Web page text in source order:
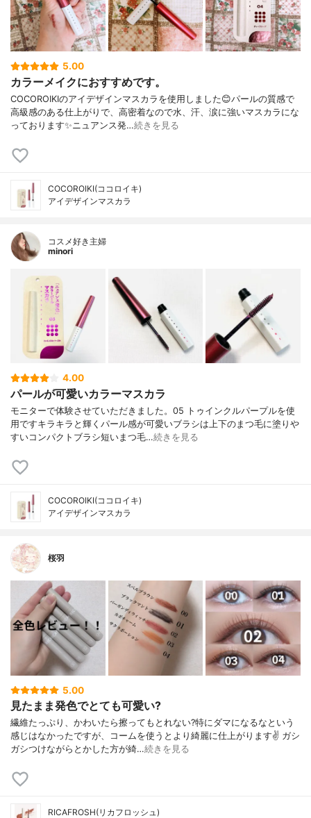
5.00
カラーメイクにおすすめです。
COCOROIKIのアイデザインマスカラを使用しました😊パールの質感で
高級感のある仕上がりで、高密着なので水、汗、涙に強いマスカラにな
っております✨ニュアンス発…続きを見る
COCOROIKI(ココロイキ)
アイデザインマスカラ
コスメ好き主婦
minori
4.00
パールが可愛いカラーマスカラ
モニターで体験させていただきました。05 トゥインクルパープルを使
用ですキラキラと輝くパール感が可愛いブラシは上下のまつ毛に塗りや
すいコンパクトブラシ短いまつ毛…続きを見る
COCOROIKI(ココロイキ)
アイデザインマスカラ
桜羽
5.00
見たまま発色でとても可愛い?
繊維たっぷり、かわいたら擦ってもとれない?特にダマになるなという
感じはなかったですが、コームを使うとより綺麗に仕上がります✌️ ガシ
ガシつけながらとかした方が綺…続きを見る
RICAFROSH(リカフロッシュ)